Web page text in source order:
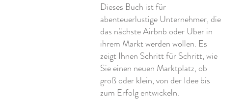
Dieses Buch ist für
abenteuerlustige Unternehmer, die
das nächste Airbnb oder Uber in
ihrem Markt werden wollen. Es
zeigt Ihnen Schritt für Schritt, wie
Sie einen neuen Marktplatz, ob
groß oder klein, von der Idee bis
zum Erfolg entwickeln.